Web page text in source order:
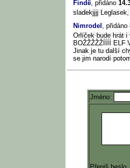
Findë, přidáno
sladekjjjj
Nimrodel , přidáno
Orlíček bude hrát
BOŽŽŽŽŽÍÍÍÍ ELF
Jinak je tu další
se jim narodí
Jméno: